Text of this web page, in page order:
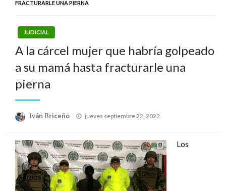
FRACTURARLE UNA PIERNA
JUDICIAL
A la cárcel mujer que habría golpeado
a su mamá hasta fracturarle una
pierna
Iván Briceño
Publicado
jueves septiembre 22, 2022
Los